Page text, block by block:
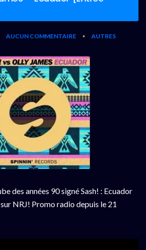
AUCUN COMMENTAIRE • AUTRES
des années 90 signé Sash! : Ecuador
NRJ! Promo radio depuis le 21